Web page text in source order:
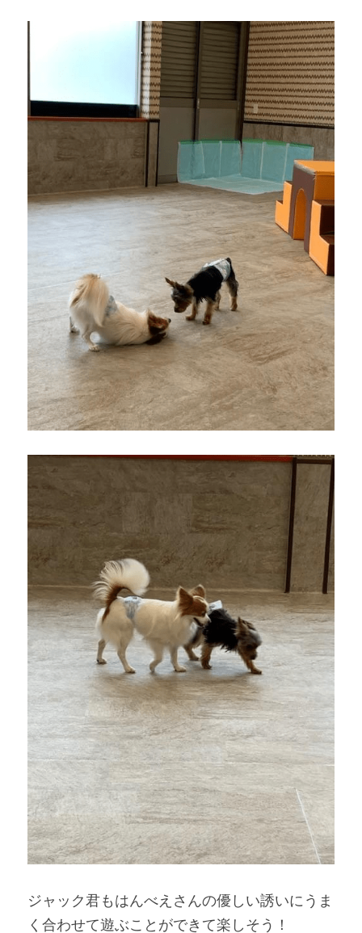
ジャック君もはんべえさんの優しい誘いにうま
く合わせて遊ぶことができて楽しそう！